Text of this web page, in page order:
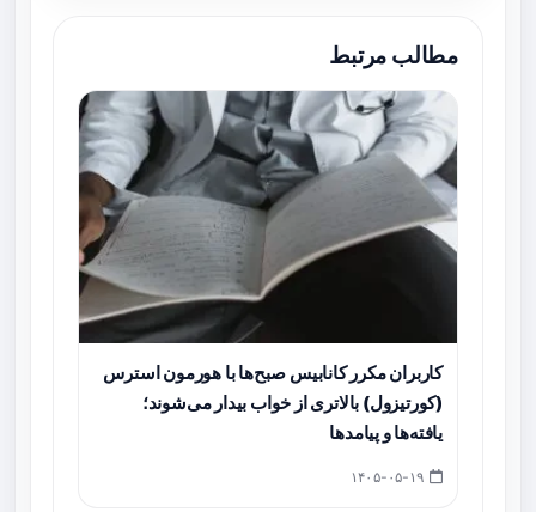
مطالب مرتبط
کاربران مکرر کانابیس صبح‌ها با هورمون استرس
(کورتیزول) بالاتری از خواب بیدار می‌شوند؛
یافته‌ها و پیامدها